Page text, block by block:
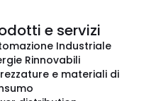
e servizi
Industriale
Rinnovabili
e materiali di